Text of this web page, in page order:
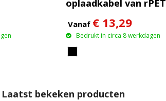
oplaadkabel van rPET
gegevensoverdracht
Vanaf € 13,29
Bedrukt in circa 8 werkdagen
Laatst bekeken producten